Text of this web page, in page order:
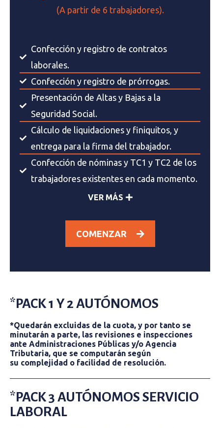
(A partir de 6 trabajadores).
Confección y registro de contratos
laborales.
Confección y registro de prórrogas.
Presentación de Altas y Bajas a la
Seguridad Social.
Cálculo de liquidaciones y finiquitos, y
entrega para la firma del trabajador.
Confección de nóminas y TC1 y TC2 de los
trabajadores existentes en cada momento.
VER MÁS
COMENZAR
*PACK 1 Y 2 AUTÓNOMOS
*Quedarán excluidas de la cuota, y por tanto se
minutarán a parte, las revisiones e inspecciones
ante Administraciones Públicas y/o Agencia
Tributaria, que se computarán según
su complejidad o facilidad de resolución.
*PACK 3 AUTÓNOMOS SERVICIO
LABORAL